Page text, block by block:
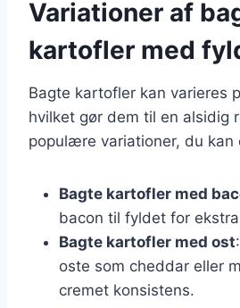
Variationer af
kartofler med
Bagte kartofler kan varieres
hvilket gør dem til en alsidig
populære variationer, du kan
Bagte kartofler med
bacon til fyldet for
Bagte kartofler med ost
oste som cheddar eller
cremet konsistens.